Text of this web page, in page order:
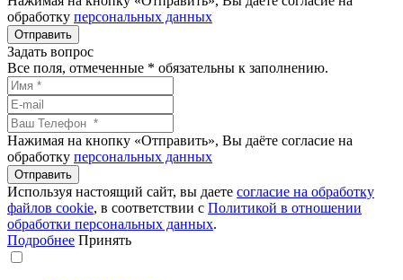
обработку персональных данных
Задать вопрос
Все поля, отмеченные * обязательны к заполнению.
Нажимая на кнопку «Отправить», Вы даёте согласие на
обработку персональных данных
Используя настоящий сайт, вы даете согласие на обработку
файлов сookie, в соответствии с Политикой в отношении
обработки персональных данных.
Подробнее Принять